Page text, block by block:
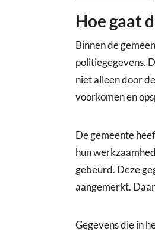
Hoe gaat
Binnen de
politiegegevens.
niet alleen door
voorkomen en
De gemeente
hun
gebeurd. Deze
aangemerkt.
Gegevens die in